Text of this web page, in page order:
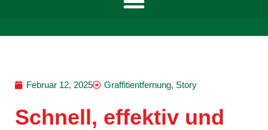
Februar 12, 2025 Graffitientfernung, Story
Schnell, effektiv und